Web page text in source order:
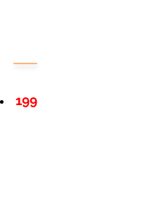
199